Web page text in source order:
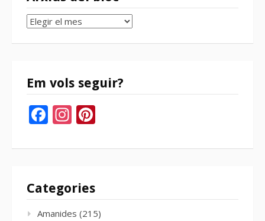
Arxius
bloc
Em vols seguir?
Facebook
Instagram
Categories
Amanides (215)